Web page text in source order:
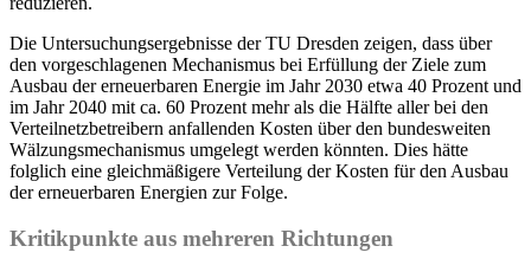
Die Untersuchungsergebnisse der TU Dresden zeigen, dass über
den vorgeschlagenen Mechanismus bei Erfüllung der Ziele zum
Ausbau der erneuerbaren Energie im Jahr 2030 etwa 40 Prozent und
im Jahr 2040 mit ca. 60 Prozent mehr als die Hälfte aller bei den
Verteilnetzbetreibern anfallenden Kosten über den bundesweiten
Wälzungsmechanismus umgelegt werden könnten. Dies hätte
folglich eine gleichmäßigere Verteilung der Kosten für den Ausbau
der erneuerbaren Energien zur Folge.
Kritikpunkte aus mehreren Richtungen